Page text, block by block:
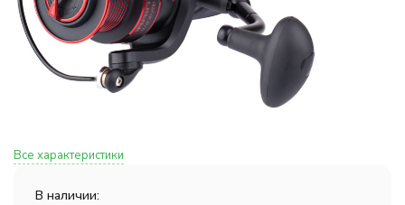
Все характеристики
В наличии: